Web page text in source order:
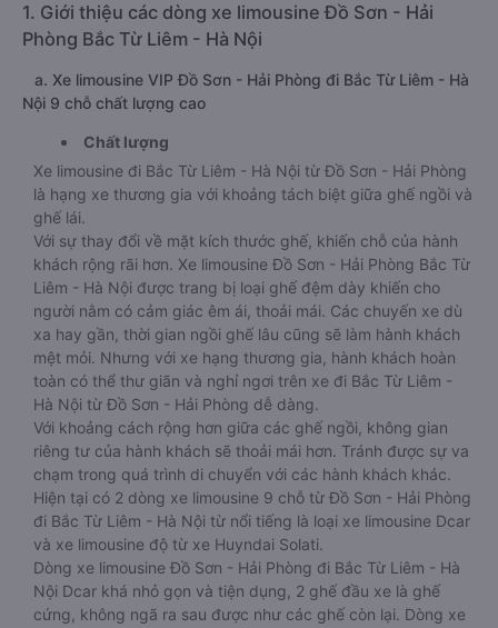
1. Giới thiệu các dòng xe limousine Đồ Sơn - Hải
Phòng Bắc Từ Liêm - Hà Nội
a. Xe limousine VIP Đồ Sơn - Hải Phòng đi Bắc Từ Liêm - Hà
Nội 9 chỗ chất lượng cao
Chất lượng
Xe limousine đi Bắc Từ Liêm - Hà Nội từ Đồ Sơn - Hải Phòng
là hạng xe thương gia với khoảng tách biệt giữa ghế ngồi và
ghế lái.
Với sự thay đổi về mặt kích thước ghế, khiến chỗ của hành
khách rộng rãi hơn. Xe limousine Đồ Sơn - Hải Phòng Bắc Từ
Liêm - Hà Nội được trang bị loại ghế đệm dày khiến cho
người nằm có cảm giác êm ái, thoải mái. Các chuyến xe dù
xa hay gần, thời gian ngồi ghế lâu cũng sẽ làm hành khách
mệt mỏi. Nhưng với xe hạng thương gia, hành khách hoàn
toàn có thể thư giãn và nghỉ ngơi trên xe đi Bắc Từ Liêm -
Hà Nội từ Đồ Sơn - Hải Phòng dễ dàng.
Với khoảng cách rộng hơn giữa các ghế ngồi, không gian
riêng tư của hành khách sẽ thoải mái hơn. Tránh được sự va
chạm trong quá trình di chuyển với các hành khách khác.
Hiện tại có 2 dòng xe limousine 9 chỗ từ Đồ Sơn - Hải Phòng
đi Bắc Từ Liêm - Hà Nội từ nổi tiếng là loại xe limousine Dcar
và xe limousine độ từ xe Huyndai Solati.
Dòng xe limousine Đồ Sơn - Hải Phòng đi Bắc Từ Liêm - Hà
Nội Dcar khá nhỏ gọn và tiện dụng, 2 ghế đầu xe là ghế
cứng, không ngã ra sau được như các ghế còn lại. Dòng xe